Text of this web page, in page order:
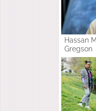
Hassan
Gregson